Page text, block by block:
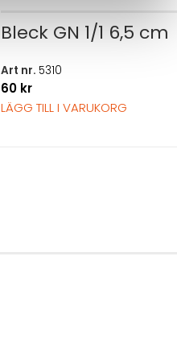
Bleck GN 1/1 6,5 cm
Art nr. 5310
60 kr
LÄGG TILL I VARUKORG